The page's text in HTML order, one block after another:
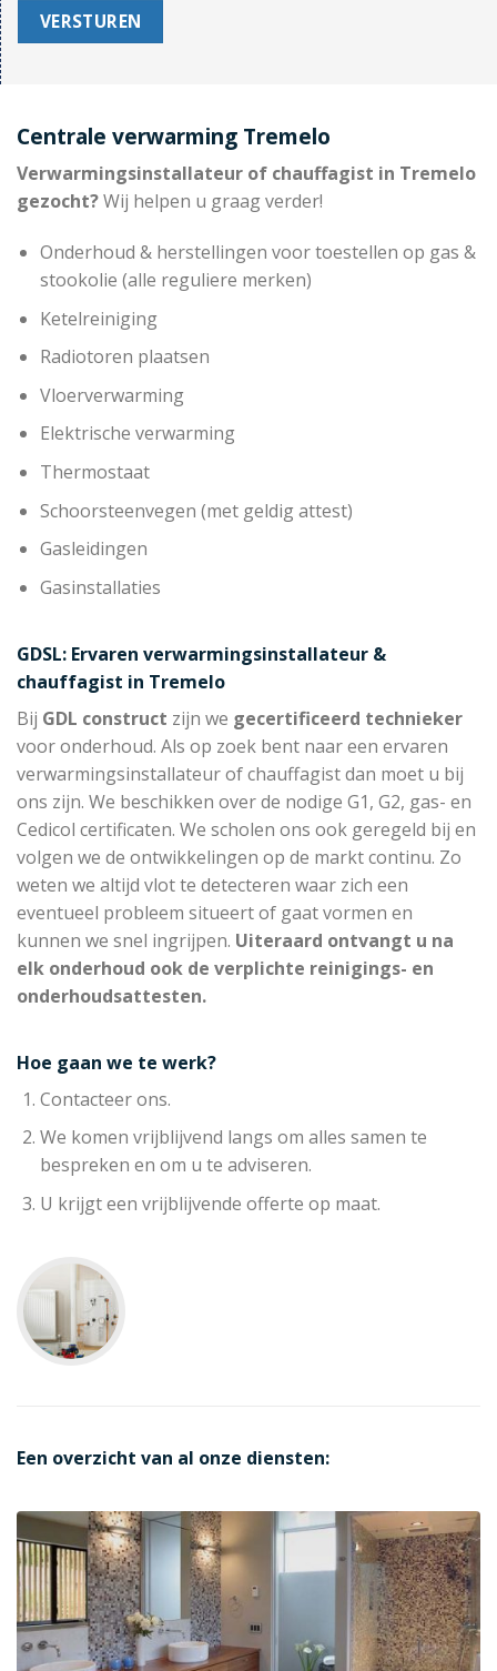
Centrale verwarming Tremelo
Verwarmingsinstallateur of chauffagist in Tremelo
gezocht?Wij helpen u graag verder!
Onderhoud & herstellingen voor toestellen op gas &
stookolie (alle reguliere merken)
Ketelreiniging
Radiotoren plaatsen
Vloerverwarming
Elektrische verwarming
Thermostaat
Schoorsteenvegen (met geldig attest)
Gasleidingen
Gasinstallaties
GDSL: Ervaren verwarmingsinstallateur &
chauffagist in Tremelo
Bij GDL construct zijn we gecertificeerd technieker
voor onderhoud. Als op zoek bent naar een ervaren
verwarmingsinstallateur of chauffagist dan moet u bij
ons zijn. We beschikken over de nodige G1, G2, gas- en
Cedicol certificaten. We scholen ons ook geregeld bij en
volgen we de ontwikkelingen op de markt continu. Zo
weten we altijd vlot te detecteren waar zich een
eventueel probleem situeert of gaat vormen en
kunnen we snel ingrijpen. Uiteraard ontvangt u na
elk onderhoud ook de verplichte reinigings- en
onderhoudsattesten.
Hoe gaan we te werk?
Contacteer ons.
We komen vrijblijvend langs om alles samen te
bespreken en om u te adviseren.
U krijgt een vrijblijvende offerte op maat.
Een overzicht van al onze diensten: